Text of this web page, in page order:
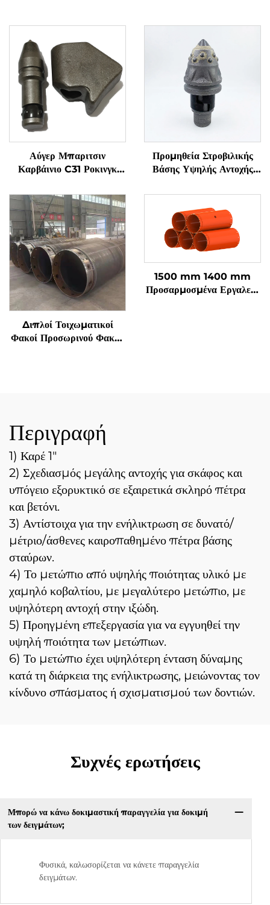
Αύγερ Μπαριτσιν
Καρβάινιο C31 Ροκινγκ
C31HD B47K22H για
Μηχανή Εξορύξεων
Φράγματος
Προμηθεία Στροβιλικής
Βάσης Υψηλής Αντοχής
Πολλαπλές Συναρτήσεις
Εργαλεία Εξαγωγής
Διπλοί Τοιχωματικοί
Φακοί Προσωρινού Φακού
1500 mm 1400 mm
Προσαρμοσμένα Εργαλεία
Περιγραφή
1) Καρέ 1"
2) Σχεδιασμός μεγάλης αντοχής για σκάφος και
υπόγειο εξορυκτικό σε εξαιρετικά σκληρό πέτρα
και βετόνι.
3) Αντίστοιχα για την ενήλικτρωση σε δυνατό/
μέτριο/άσθενες καιροπαθημένο πέτρα βάσης
σταύρων.
4) Το μετώπιο από υψηλής ποιότητας υλικό με
χαμηλό κοβαλτίου, με μεγαλύτερο μετώπιο, με
υψηλότερη αντοχή στην ιξώδη.
5) Προηγμένη επεξεργασία για να εγγυηθεί την
υψηλή ποιότητα των μετώπιων.
6) Το μετώπιο έχει υψηλότερη ένταση δύναμης
κατά τη διάρκεια της ενήλικτρωσης, μειώνοντας τον
κίνδυνο σπάσματος ή σχισματισμού των δοντιών.
Συχνές ερωτήσεις
Μπορώ να κάνω δοκιμαστική παραγγελία για δοκιμή
των δειγμάτων;
Φυσικά, καλωσορίζεται να κάνετε παραγγελία
δειγμάτων.